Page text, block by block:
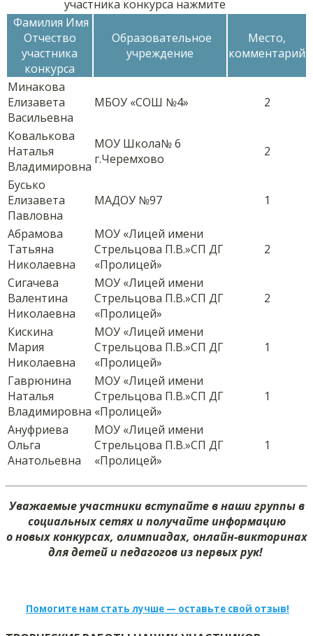
участника конкурса нажмите
Фамилия Имя
Отчество
участника
конкурса
Образовательное
учреждение
Место,
комментарий
Минакова
Елизавета
Васильевна
МБОУ «СОШ №4» 2
Ковалькова
Наталья
Владимировна
МОУ Школа№ 6
г.Черемхово
2
Бусько
Елизавета
Павловна
МАДОУ №97 1
Абрамова
Татьяна
Николаевна
МОУ «Лицей имени
Стрельцова П.В.»СП ДГ
«Пролицей»
2
Сигачева
Валентина
Николаевна
МОУ «Лицей имени
Стрельцова П.В.»СП ДГ
«Пролицей»
2
Кискина
Мария
Николаевна
МОУ «Лицей имени
Стрельцова П.В.»СП ДГ
«Пролицей»
1
Гаврюнина
Наталья
Владимировна
МОУ «Лицей имени
Стрельцова П.В.»СП ДГ
«Пролицей»
1
Ануфриева
Ольга
Анатольевна
МОУ «Лицей имени
Стрельцова П.В.»СП ДГ
«Пролицей»
1
Уважаемые участники вступайте в наши группы в
социальных сетях и получайте информацию
о новых конкурсах, олимпиадах, онлайн-викторинах
для детей и педагогов из первых рук!
Помогите нам стать лучше — оставьте свой отзыв!